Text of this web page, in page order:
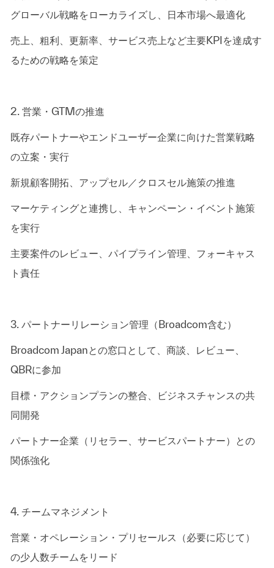
グローバル戦略をローカライズし、日本市場へ最適化
売上、粗利、更新率、サービス売上など主要KPIを達成す
るための戦略を策定
2. 営業・GTMの推進
既存パートナーやエンドユーザー企業に向けた営業戦略
の立案・実行
新規顧客開拓、アップセル／クロスセル施策の推進
マーケティングと連携し、キャンペーン・イベント施策
を実行
主要案件のレビュー、パイプライン管理、フォーキャス
ト責任
3. パートナーリレーション管理（Broadcom含む）
Broadcom Japanとの窓口として、商談、レビュー、
QBRに参加
目標・アクションプランの整合、ビジネスチャンスの共
同開発
パートナー企業（リセラー、サービスパートナー）との
関係強化
4. チームマネジメント
営業・オペレーション・プリセールス（必要に応じて）
の少人数チームをリード